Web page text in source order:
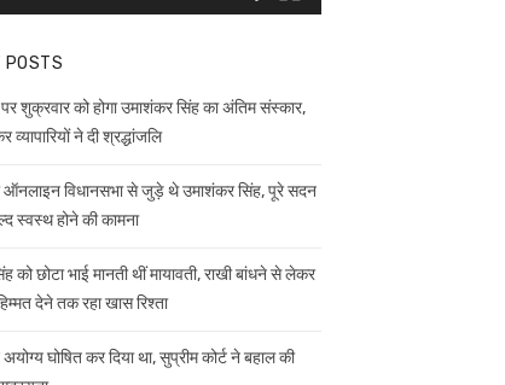
POSTS
पर शुक्रवार को होगा उमाशंकर सिंह का अंतिम संस्कार,
ने दी श्रद्धांजलि
ऑनलाइन विधानसभा से जुड़े थे उमाशंकर सिंह, पूरे सदन
स्वस्थ होने की कामना
को छोटा भाई मानती थीं मायावती, राखी बांधने से लेकर
देने तक रहा खास रिश्ता
घोषित कर दिया था, सुप्रीम कोर्ट ने बहाल की